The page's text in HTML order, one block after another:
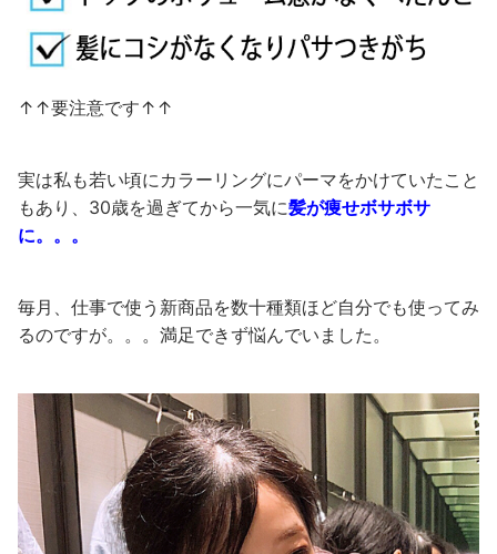
↑↑要注意です↑↑
実は私も若い頃にカラーリングにパーマをかけていたこと
もあり、30歳を過ぎてから一気に髪が痩せボサボサ
に。。。
毎月、仕事で使う新商品を数十種類ほど自分でも使ってみ
るのですが。。。満足できず悩んでいました。